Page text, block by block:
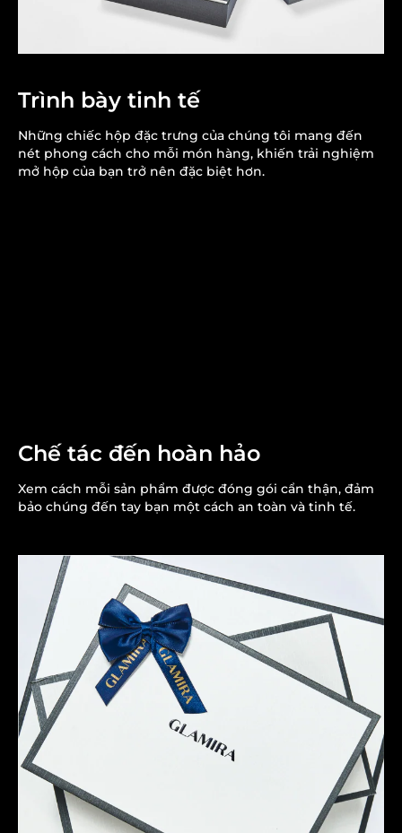
Trình bày tinh tế
Những chiếc hộp đặc trưng của chúng tôi mang đến
nét phong cách cho mỗi món hàng, khiến trải nghiệm
mở hộp của bạn trở nên đặc biệt hơn.
Chế tác đến hoàn hảo
Xem cách mỗi sản phẩm được đóng gói cẩn thận, đảm
bảo chúng đến tay bạn một cách an toàn và tinh tế.